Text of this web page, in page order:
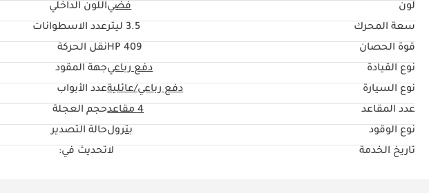
لون
فضياللون الداخلي
سعة المحرك
3.5 ليتر عدد الاسطوانات
قوة الحصان
409 HP نقل الحركة
نوع القيادة
دفع رباعيجهة المقود
نوع السيارة
دفع رباعي/عائليةعدد الأبواب
عدد المقاعد
4 مقاعد حجم العجلة
نوع الوقود
بترولحالة التصدير
تاريخ الخدمة
لاتحديث في: